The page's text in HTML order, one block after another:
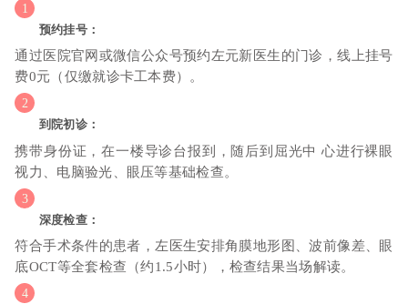
预约挂号：
通过医院官网或微信公众号预约左元新医生的门诊，线上挂号
费0元（仅缴就诊卡工本费）。
到院初诊：
携带身份证，在一楼导诊台报到，随后到屈光中 心进行裸眼
视力、电脑验光、眼压等基础检查。
深度检查：
符合手术条件的患者，左医生安排角膜地形图、波前像差、眼
底OCT等全套检查（约1.5小时），检查结果当场解读。